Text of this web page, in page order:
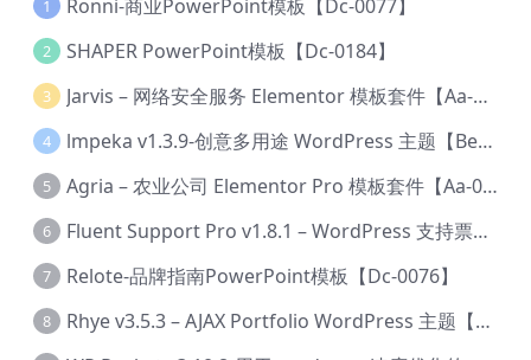
1 Ronni-商业PowerPoint模板【Dc-0077】
2 SHAPER PowerPoint模板【Dc-0184】
3 Jarvis – 网络安全服务 Elementor 模板套件【Aa-0035】
4 lmpeka v1.3.9-创意多用途 WordPress 主题【Be-0064】
5 Agria – 农业公司 Elementor Pro 模板套件【Aa-0003】
6 Fluent Support Pro v1.8.1 – WordPress 支持票务系统【Cc-0041】
7 Relote-品牌指南PowerPoint模板【Dc-0076】
8 Rhye v3.5.3 – AJAX Portfolio WordPress 主题【Bi-0049】